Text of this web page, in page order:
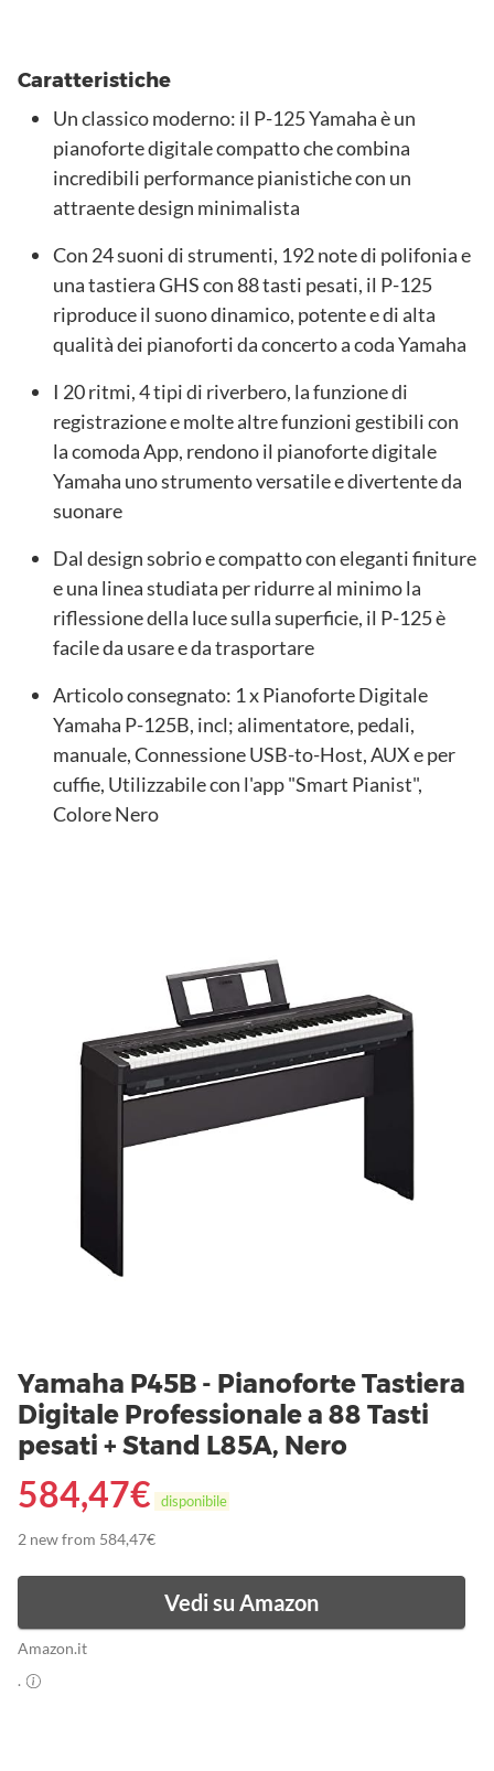
Caratteristiche
Un classico moderno: il P-125 Yamaha è un
pianoforte digitale compatto che combina
incredibili performance pianistiche con un
attraente design minimalista
Con 24 suoni di strumenti, 192 note di polifonia e
una tastiera GHS con 88 tasti pesati, il P-125
riproduce il suono dinamico, potente e di alta
qualità dei pianoforti da concerto a coda Yamaha
I 20 ritmi, 4 tipi di riverbero, la funzione di
registrazione e molte altre funzioni gestibili con
la comoda App, rendono il pianoforte digitale
Yamaha uno strumento versatile e divertente da
suonare
Dal design sobrio e compatto con eleganti finiture
e una linea studiata per ridurre al minimo la
riflessione della luce sulla superficie, il P-125 è
facile da usare e da trasportare
Articolo consegnato: 1 x Pianoforte Digitale
Yamaha P-125B, incl; alimentatore, pedali,
manuale, Connessione USB-to-Host, AUX e per
cuffie, Utilizzabile con l'app "Smart Pianist",
Colore Nero
Yamaha P45B - Pianoforte Tastiera
Digitale Professionale a 88 Tasti
pesati + Stand L85A, Nero
584,47€ disponibile
2 new from 584,47€
Vedi su Amazon
Amazon.it
.